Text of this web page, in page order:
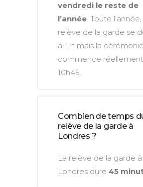
vendredi le reste de
l’année. Toute l’année,
relève de la garde se
à 11h mais la cérémonie
commence
10h45.
Combien de temps
relève de la garde à
Londres ?
La relève de la garde à
Londres dure 45